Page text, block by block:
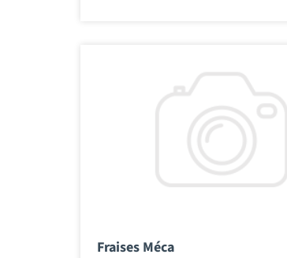
Fraises Méca